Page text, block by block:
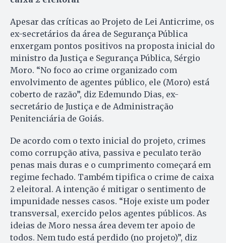
Apesar das críticas ao Projeto de Lei Anticrime, os
ex-secretários da área de Segurança Pública
enxergam pontos positivos na proposta inicial do
ministro da Justiça e Segurança Pública, Sérgio
Moro. “No foco ao crime organizado com
envolvimento de agentes público, ele (Moro) está
coberto de razão”, diz Edemundo Dias, ex-
secretário de Justiça e de Administração
Penitenciária de Goiás.
De acordo com o texto inicial do projeto, crimes
como corrupção ativa, passiva e peculato terão
penas mais duras e o cumprimento começará em
regime fechado. Também tipifica o crime de caixa
2 eleitoral. A intenção é mitigar o sentimento de
impunidade nesses casos. “Hoje existe um poder
transversal, exercido pelos agentes públicos. As
ideias de Moro nessa área devem ter apoio de
todos. Nem tudo está perdido (no projeto)”, diz